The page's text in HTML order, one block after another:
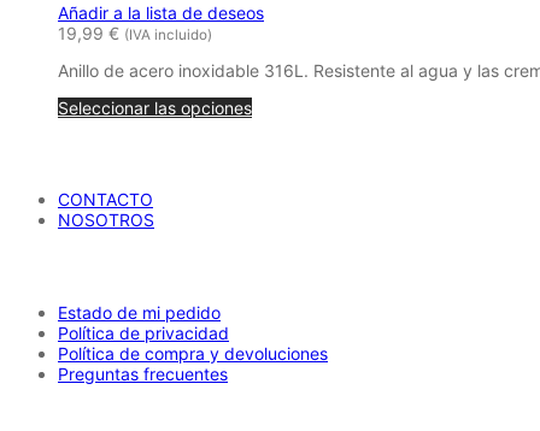
pueden
en
página
Añadir a la lista de deseos
19,99 € (IVA incluido)
Anillo de acero inoxidable 316L. Resistente al agua y las
Seleccionar las opciones
CONTACTO
NOSOTROS
Estado de mi pedido
Política de privacidad
Política de compra y devoluciones
Preguntas frecuentes